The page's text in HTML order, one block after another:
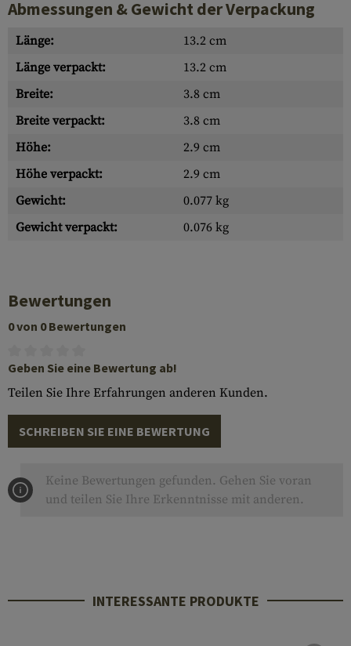
Abmessungen & Gewicht der Verpackung
Länge:
13.2 cm
Länge verpackt:
13.2 cm
Breite:
3.8 cm
Breite verpackt:
3.8 cm
Höhe:
2.9 cm
Höhe verpackt:
2.9 cm
Gewicht:
0.077 kg
Gewicht verpackt:
0.076 kg
Bewertungen
0 von 0 Bewertungen
Geben Sie eine Bewertung ab!
Teilen Sie Ihre Erfahrungen anderen Kunden.
SCHREIBEN SIE EINE BEWERTUNG
Keine Bewertungen gefunden. Gehen Sie voran
und teilen Sie Ihre Erkenntnisse mit anderen.
INTERESSANTE PRODUKTE